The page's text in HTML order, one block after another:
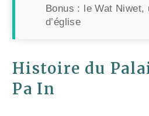
Bonus : le Wat Niwet,
d’église
Histoire du
Pa In